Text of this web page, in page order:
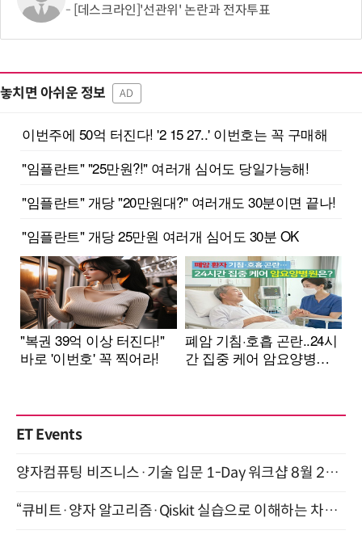
[데스크라인]'선관위' 논란과 전자투표
놓치면 아쉬운 정보 AD
ET Events
양자컴퓨팅 비즈니스·기술 입문 1-Day 워크샵 8월 28일 개최
“큐비트·양자 알고리즘·Qiskit 실습으로 이해하는 차세대 컴퓨팅” (8/28)